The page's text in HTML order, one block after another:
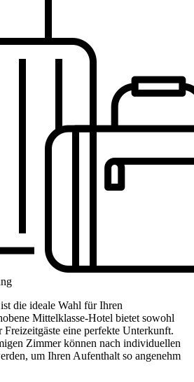
ist die ideale Wahl für Ihren
Mittelklasse-Hotel bietet sowohl
Freizeitgäste eine perfekte Unterkunft.
Zimmer können nach individuellen
um Ihren Aufenthalt so angenehm